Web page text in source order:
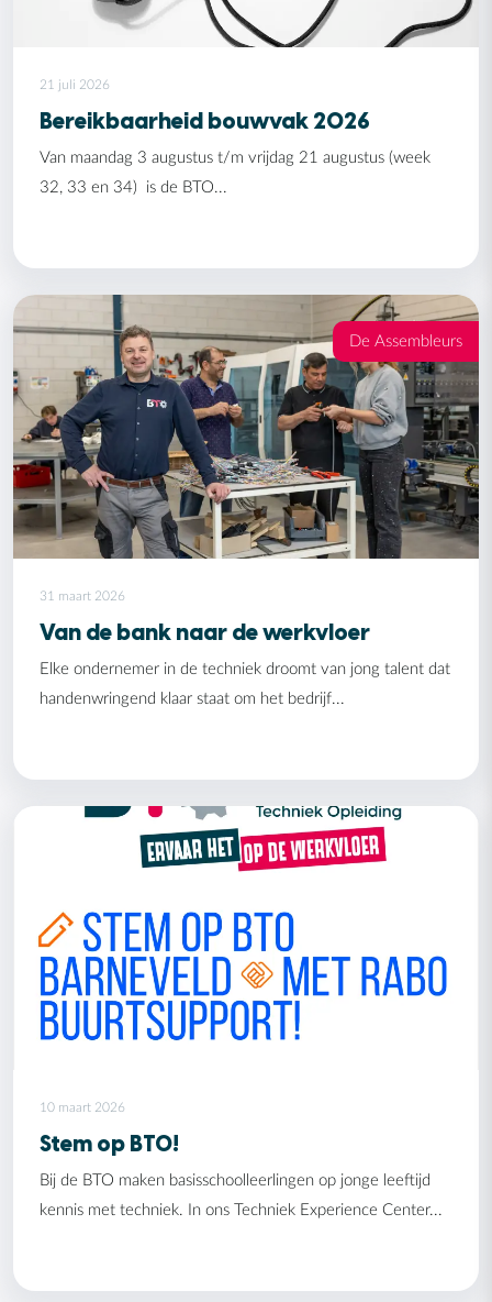
21 juli 2026
Bereikbaarheid bouwvak 2026
Van maandag 3 augustus t/m vrijdag 21 augustus (week
32, 33 en 34) is de BTO...
De Assembleurs
31 maart 2026
Van de bank naar de werkvloer
Elke ondernemer in de techniek droomt van jong talent dat
handenwringend klaar staat om het bedrijf...
10 maart 2026
Stem op BTO!
Bij de BTO maken basisschoolleerlingen op jonge leeftijd
kennis met techniek. In ons Techniek Experience Center...